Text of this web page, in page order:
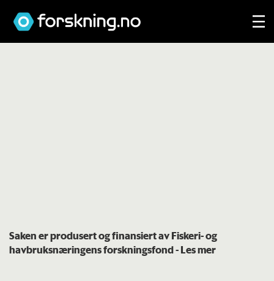
Saken er produsert og finansiert av Fiskeri- og
havbruksnæringens forskningsfond- Les mer